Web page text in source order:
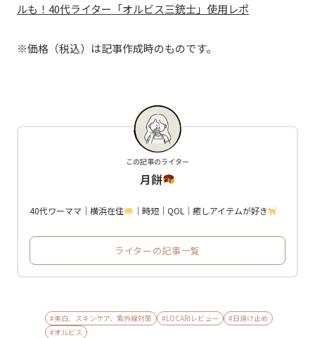
ルも！40代ライター「オルビス三銃士」使用レポ
※価格（税込）は記事作成時のものです。
この記事のライター
月餅
40代ワーママ｜横浜在住 ｜時短｜QOL｜癒しアイテムが好き
ライターの記事一覧
#美白、スキンケア、紫外線対策 #LOCARIレビュー
#日焼け止め
#オルビス